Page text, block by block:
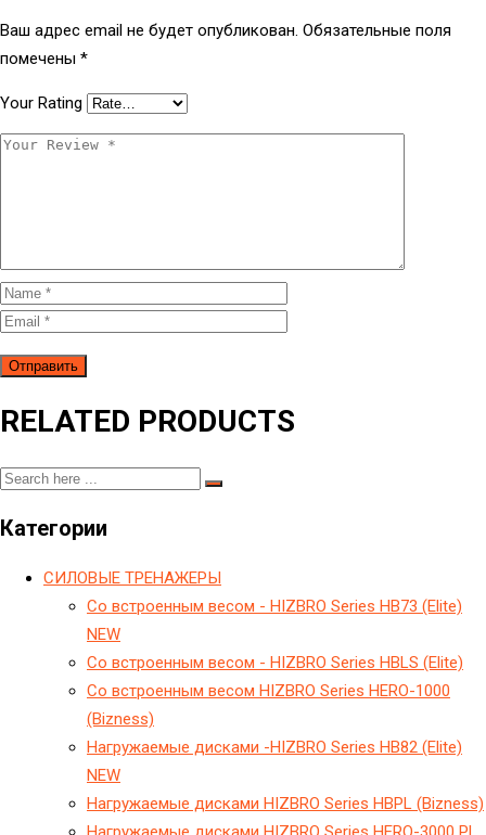
Ваш адрес email не будет опубликован. Обязательные поля
помечены *
Your Rating
RELATED PRODUCTS
Категории
CИЛОВЫЕ ТРЕНАЖЕРЫ
Cо встроенным весом - HIZBRO Series HB73 (Elite)
NEW
Cо встроенным весом - HIZBRO Series HBLS (Elite)
Cо встроенным весом HIZBRO Series HERO-1000
(Bizness)
Hагружаемые дисками -HIZBRO Series HB82 (Elite)
NEW
Hагружаемые дисками HIZBRO Series HBPL (Bizness)